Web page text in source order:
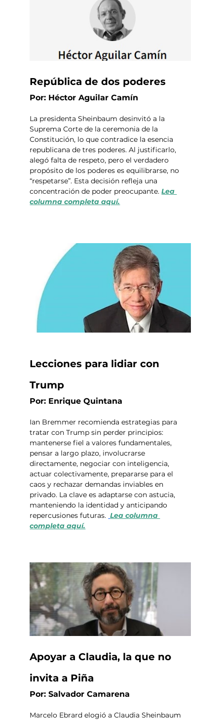
República de dos poderes
Por: Héctor Aguilar Camín
La presidenta Sheinbaum desinvitó a la
Suprema Corte de la ceremonia de la
Constitución, lo que contradice la esencia
republicana de tres poderes. Al justificarlo,
alegó falta de respeto, pero el verdadero
propósito de los poderes es equilibrarse, no
“respetarse”. Esta decisión refleja una
concentración de poder preocupante. Lea
columna completa aquí.
Lecciones para lidiar con
Trump
Por: Enrique Quintana
Ian Bremmer recomienda estrategias para
tratar con Trump sin perder principios:
mantenerse fiel a valores fundamentales,
pensar a largo plazo, involucrarse
directamente, negociar con inteligencia,
actuar colectivamente, prepararse para el
caos y rechazar demandas inviables en
privado. La clave es adaptarse con astucia,
manteniendo la identidad y anticipando
repercusiones futuras. Lea columna
completa aquí.
Apoyar a Claudia, la que no
invita a Piña
Por: Salvador Camarena
Marcelo Ebrard elogió a Claudia Sheinbaum